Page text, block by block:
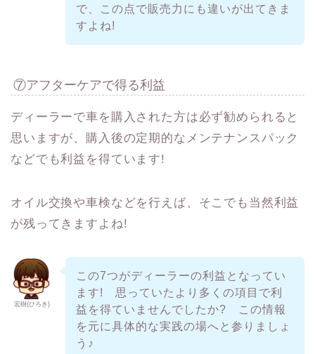
で、この点で販売力にも違いが出てきま
すよね!
⑦アフターケアで得る利益
ディーラーで車を購入された方は必ず勧められると
思いますが、購入後の定期的なメンテナンスパック
などでも利益を得ています!
オイル交換や車検などを行えば、そこでも当然利益
が残ってきますよね!
宏樹(ひろき)
この7つがディーラーの利益となってい
ます! 思っていたより多くの項目で利
益を得ていませんでしたか? この情報
を元に具体的な実践の場へと参りましょ
う♪